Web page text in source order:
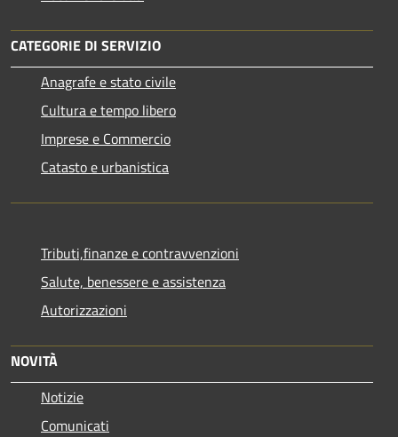
CATEGORIE DI SERVIZIO
Anagrafe e stato civile
Cultura e tempo libero
Imprese e Commercio
Catasto e urbanistica
Tributi,finanze e contravvenzioni
Salute, benessere e assistenza
Autorizzazioni
NOVITÀ
Notizie
Comunicati